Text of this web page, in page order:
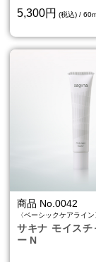
5,300円 (税込) /
商品 No.0042
〈ベーシックケアライン
サキナ モイスチ
ー N